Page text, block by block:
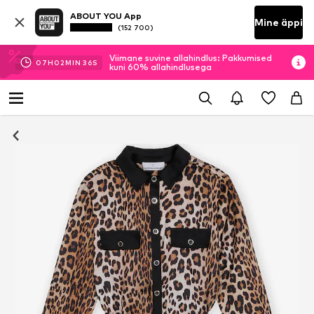
ABOUT YOU App
(152 700) Mine äppi
07H 02MIN 36S
Viimane suvine allahindlus: Pakkumised
kuni 60% allahindlusega